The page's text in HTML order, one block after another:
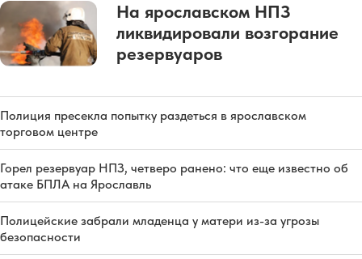
На ярославском НПЗ
ликвидировали возгорание
резервуаров
Полиция пресекла попытку раздеться в ярославском
торговом центре
Горел резервуар НПЗ, четверо ранено: что еще известно об
атаке БПЛА на Ярославль
Полицейские забрали младенца у матери из-за угрозы
безопасности